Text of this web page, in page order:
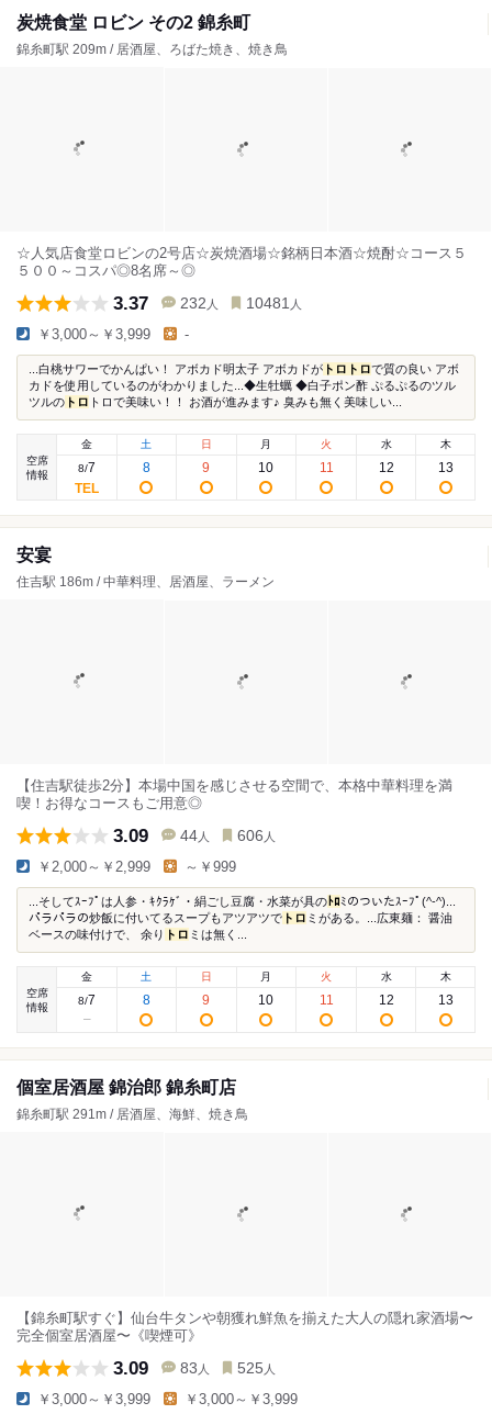
炭焼食堂 ロビン その2 錦糸町
錦糸町駅 209m / 居酒屋、ろばた焼き、焼き鳥
☆人気店食堂ロビンの2号店☆炭焼酒場☆銘柄日本酒☆焼酎☆コース５
５００～コスパ◎8名席～◎
3.37 232 人 10481 人
￥3,000～￥3,999 -
...白桃サワーでかんぱい！ アボカド明太子 アボカドが トロ トロで質の良い アボ
カドを使用しているのがわかりました...◆生牡蠣 ◆白子ポン酢 ぷるぷるのツル
ツルの トロ トロで美味い！！ お酒が進みます♪ 臭みも無く美味しい...
空席
情報
金
8/7
土
8
日
9
月
10
火
11
水
12
木
13
安宴
住吉駅 186m / 中華料理、居酒屋、ラーメン
【住吉駅徒歩2分】本場中国を感じさせる空間で、本格中華料理を満
喫！お得なコースもご用意◎
3.09 44 人 606 人
￥2,000～￥2,999 ～￥999
...そしてｽｰﾌﾟは人参・ｷｸﾗｹﾞ・絹ごし豆腐・水菜が具の ﾄﾛﾐのついたｽｰﾌﾟ(^-^)...
パラパラの炒飯に付いてるスープもアツアツで トロ ミがある。...広東麺： 醤油
ベースの味付けで、 余り トロ ミは無く...
空席
情報
金
8/7
土
8
日
9
月
10
火
11
水
12
木
13
個室居酒屋 錦治郎 錦糸町店
錦糸町駅 291m / 居酒屋、海鮮、焼き鳥
【錦糸町駅すぐ】仙台牛タンや朝獲れ鮮魚を揃えた大人の隠れ家酒場〜
完全個室居酒屋〜《喫煙可》
3.09 83 人 525 人
￥3,000～￥3,999 ￥3,000～￥3,999